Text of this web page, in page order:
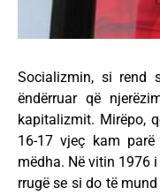
Socializmin, si rend
ëndërruar që
kapitalizmit. Mirëpo,
16-17 vjeç kam
mëdha. Në vitin 1976
rrugë se si do të